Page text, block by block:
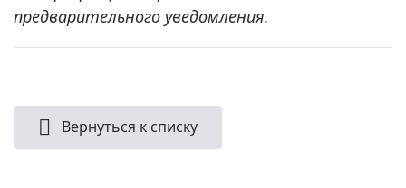
предварительного уведомления.
Вернуться к списку